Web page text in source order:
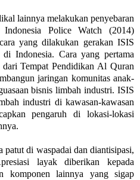
lainnya melakukan penyebaran
Police Watch (2014)
yang dilakukan gerakan ISIS
Indonesia. Cara yang pertama
Tempat Pendidikan Al Quran
jaringan komunitas anak-
bisnis limbah industri. ISIS
industri di kawasan-kawasan
pengaruh di lokasi-lokasi
patut di waspadai dan diantisipasi,
layak diberikan kepada
komponen lainnya yang sigap